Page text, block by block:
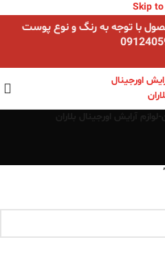
Skip
با توجه به رنگ و نوع پوست